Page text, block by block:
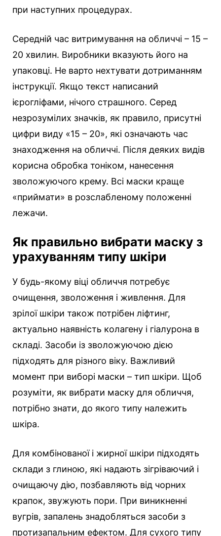
при наступних процедурах.
Середній час витримування на обличчі – 15 –
20 хвилин. Виробники вказують його на
упаковці. Не варто нехтувати дотриманням
інструкції. Якщо текст написаний
ієрогліфами, нічого страшного. Серед
незрозумілих значків, як правило, присутні
цифри виду «15 – 20», які означають час
знаходження на обличчі. Після деяких видів
корисна обробка тоніком, нанесення
зволожуючого крему. Всі маски краще
«приймати» в розслабленому положенні
лежачи.
Як правильно вибрати маску з
урахуванням типу шкіри
У будь-якому віці обличчя потребує
очищення, зволоження і живлення. Для
зрілої шкіри також потрібен ліфтинг,
актуально наявність колагену і гіалурона в
складі. Засоби із зволожуючою дією
підходять для різного віку. Важливий
момент при виборі маски – тип шкіри. Щоб
розуміти, як вибрати маску для обличчя,
потрібно знати, до якого типу належить
шкіра.
Для комбінованої і жирної шкіри підходять
склади з глиною, які надають зігріваючий і
очищаючу дію, позбавляють від чорних
крапок, звужують пори. При виникненні
вугрів, запалень знадобляться засоби з
протизапальним ефектом. Для сухого типу